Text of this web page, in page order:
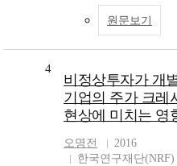
원문보기
4
비정상투자가 개
기업의 주가 크레
현상에 미치는 영
오명전
2016
한국연구재단(NRF)